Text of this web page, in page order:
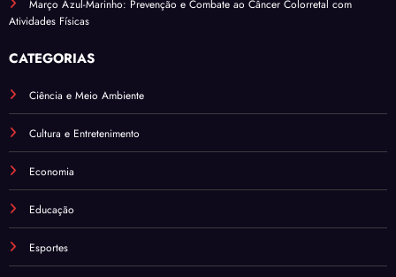
Março Azul-Marinho: Prevenção e Combate ao Câncer Colorretal com
Atividades Físicas
CATEGORIAS
Ciência e Meio Ambiente
Cultura e Entretenimento
Economia
Educação
Esportes